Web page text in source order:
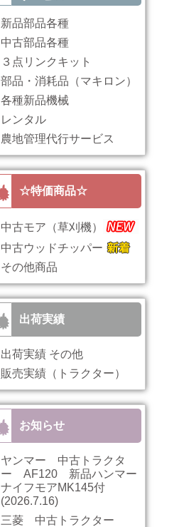
新品部品各種
中古部品各種
３点リンクキット
部品・消耗品（マキロン）
各種新品機械
レンタル
農地管理代行サービス
☆特価商品☆
中古モア（草刈機）
中古ウッドチッパー
その他商品
出荷実績
出荷実績 その他
販売実績（トラクター）
お知らせ
ヤンマー 中古トラクタ
ー AF120 新品ハンマー
ナイフモアMK145付
(2026.7.16)
三菱 中古トラクター